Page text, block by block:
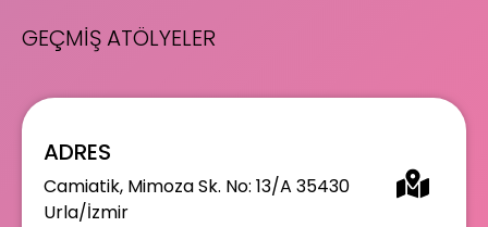
GEÇMİŞ ATÖLYELER
ADRES
Camiatik, Mimoza Sk. No: 13/A 35430
Urla/İzmir